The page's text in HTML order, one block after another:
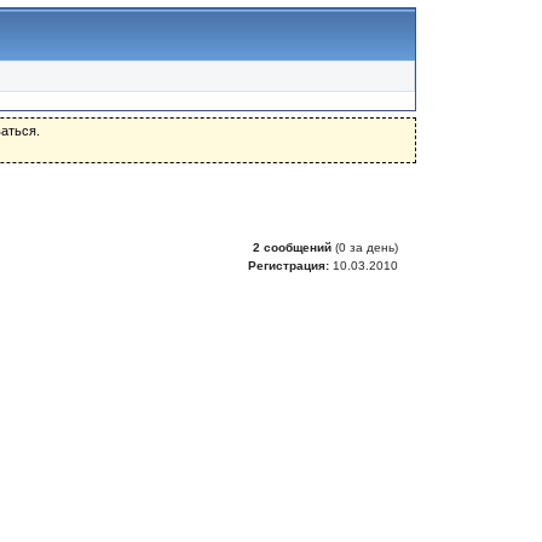
2 сообщений(0 за день)
Регистрация:10.03.2010